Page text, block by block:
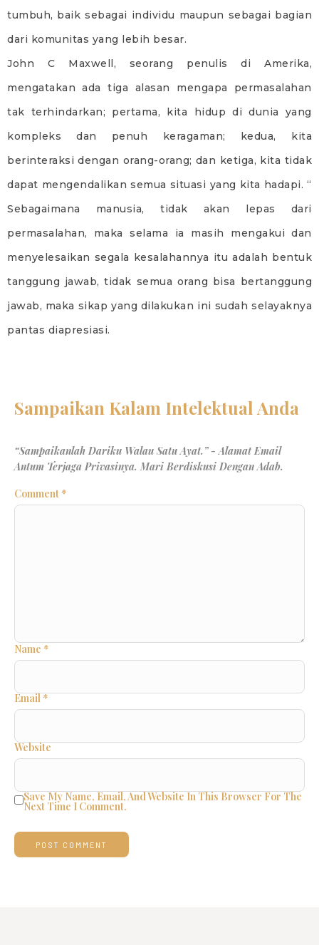
tumbuh, baik sebagai individu maupun sebagai bagian
dari komunitas yang lebih besar.
John C Maxwell, seorang penulis di Amerika,
mengatakan ada tiga alasan mengapa permasalahan
tak terhindarkan; pertama, kita hidup di dunia yang
kompleks dan penuh keragaman; kedua, kita
berinteraksi dengan orang-orang; dan ketiga, kita tidak
dapat mengendalikan semua situasi yang kita hadapi. “
Sebagaimana manusia, tidak akan lepas dari
permasalahan, maka selama ia masih mengakui dan
menyelesaikan segala kesalahannya itu adalah bentuk
tanggung jawab, tidak semua orang bisa bertanggung
jawab, maka sikap yang dilakukan ini sudah selayaknya
pantas diapresiasi.
Comment*
Name *
Email*
Website
Save My Name, Email, And Website In This Browser For The
Next Time I Comment.